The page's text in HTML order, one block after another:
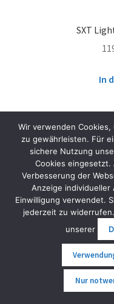
SXT
In
Wir verwenden
zu gewährleisten. Für
sichere Nutzung
Cookies eingesetzt.
Verbesserung der
Anzeige
Einwilligung verwendet.
jederzeit zu
unserer
Nur